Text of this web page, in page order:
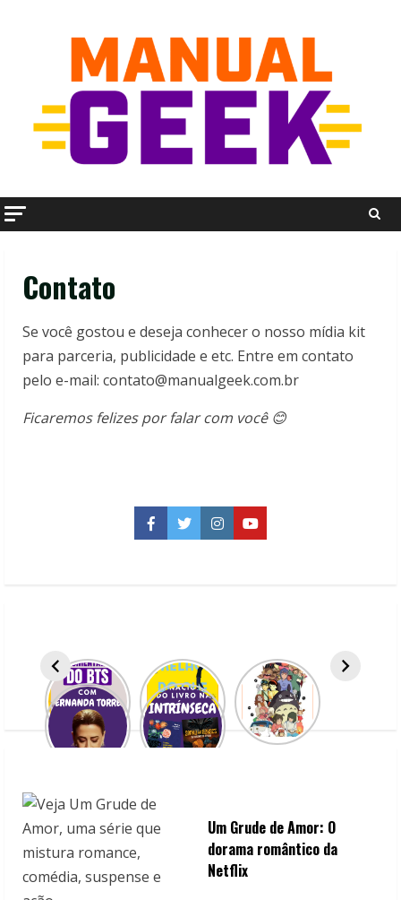
Contato
Se você gostou e deseja conhecer o nosso mídia kit
para parceria, publicidade e etc. Entre em contato
pelo e-mail: contato@manualgeek.com.br
Ficaremos felizes por falar com você 😊
Facebook
TwitterInstagramYouTube
Um Grude de Amor: O
dorama romântico da
Netflix